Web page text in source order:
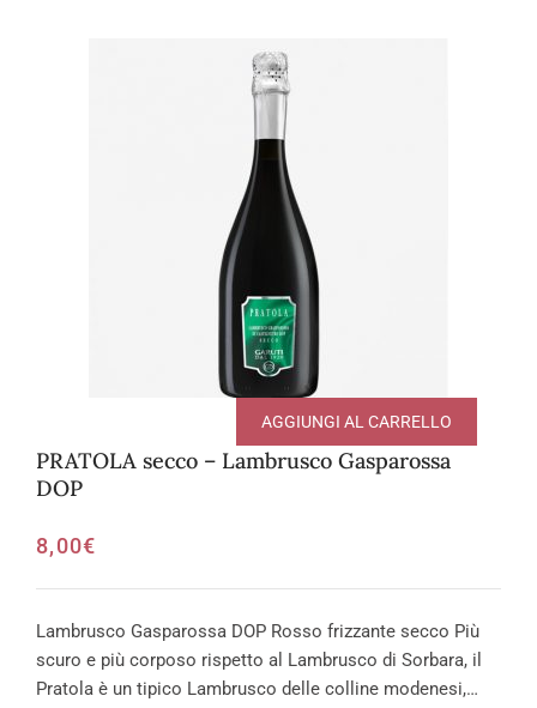
PRATOLA secco – Lambrusco Gasparossa
DOP
8,00€
AGGIUNGI AL CARRELLO
Lambrusco Gasparossa DOP Rosso frizzante secco Più
scuro e più corposo rispetto al Lambrusco di Sorbara, il
Pratola è un tipico Lambrusco delle colline modenesi,…